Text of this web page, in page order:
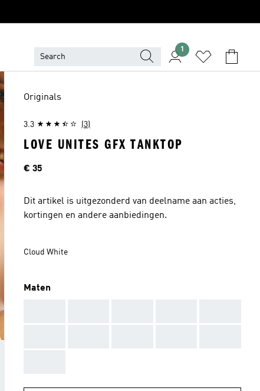
1
Originals
3.3 (3)
LOVE UNITES GFX TANKTOP
Price
€ 35
Dit artikel is uitgezonderd van deelname aan acties,
kortingen en andere aanbiedingen.
Cloud White
Maten